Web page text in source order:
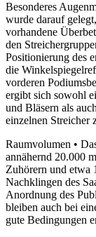
Besonderes
wurde darauf
vorhandene
den
Positionierung des
die
vorderen
ergibt sich sowohl
und Bläsern als
einzelnen Streicher
Raumvolumen •
annähernd 20.000
Zuhörern und etwa
Nachklingen des
Anordnung des
bleiben auch bei
gute Bedingungen